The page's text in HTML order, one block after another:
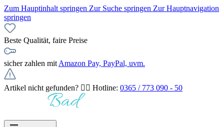
Zum Hauptinhalt springen Zur Suche springen Zur Hauptnavigation
springen
Beste Qualität, faire Preise
sicher zahlen mit Amazon Pay, PayPal, uvm.
Artikel nicht gefunden? 👉🏻 Hotline: 0365 / 773 090 - 50